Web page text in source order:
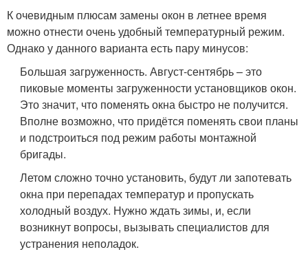
К очевидным плюсам замены окон в летнее время
можно отнести очень удобный температурный режим.
Однако у данного варианта есть пару минусов:
Большая загруженность. Август-сентябрь – это
пиковые моменты загруженности установщиков окон.
Это значит, что поменять окна быстро не получится.
Вполне возможно, что придётся поменять свои планы
и подстроиться под режим работы монтажной
бригады.
Летом сложно точно установить, будут ли запотевать
окна при перепадах температур и пропускать
холодный воздух. Нужно ждать зимы, и, если
возникнут вопросы, вызывать специалистов для
устранения неполадок.